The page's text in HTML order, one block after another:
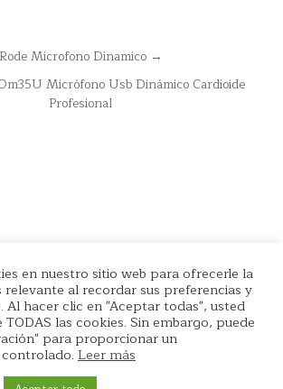
Rode Microfono Dinamico →
Micrófono Usb Dinámico Cardioide
Profesional
productos de Amazon y cuenta con enlaces
nos llevamos comisión en cada venta.
© 2026 La tienda del Podcaster
en nuestro sitio web para ofrecerle la
relevante al recordar sus preferencias y
Al hacer clic en "Aceptar todas", usted
las cookies. Sin embargo, puede
para proporcionar un
Leer más